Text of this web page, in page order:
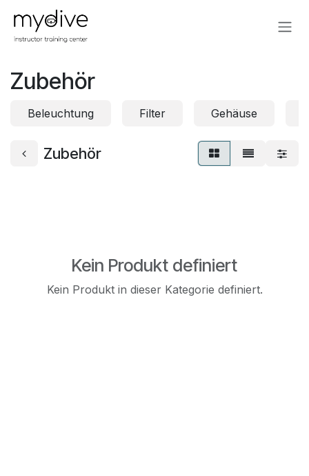
Zum Inhalt springen
Zubehör
Beleuchtung Filter Gehäuse
Zubehör
Kein Produkt definiert
Kein Produkt in dieser Kategorie definiert.